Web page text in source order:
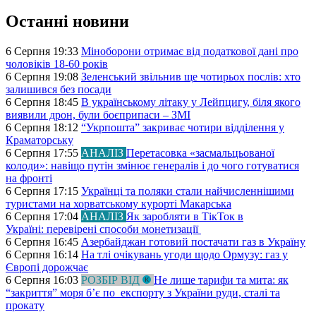
Останні новини
6 Серпня 19:33 Міноборони отримає від податкової дані про
чоловіків 18-60 років
6 Серпня 19:08 Зеленський звільнив ще чотирьох послів: хто
залишився без посади
6 Серпня 18:45 В українському літаку у Лейпцигу, біля якого
виявили дрон, були боєприпаси – ЗМІ
6 Серпня 18:12 “Укрпошта” закриває чотири відділення у
Краматорську
6 Серпня 17:55 АНАЛІЗ Перетасовка «засмальцьованої
колоди»: навіщо путін змінює генералів і до чого готуватися
на фронті
6 Серпня 17:15 Українці та поляки стали найчисленнішими
туристами на хорватському курорті Макарська
6 Серпня 17:04 АНАЛІЗ Як заробляти в ТікТок в
Україні: перевірені способи монетизації
6 Серпня 16:45 Азербайджан готовий постачати газ в Україну
6 Серпня 16:14 На тлі очікувань угоди щодо Ормузу: газ у
Європі дорожчає
6 Серпня 16:03 РОЗБІР ВІД
Не лише тарифи та мита: як
“закриття” моря б’є по експорту з України руди, сталі та
прокату